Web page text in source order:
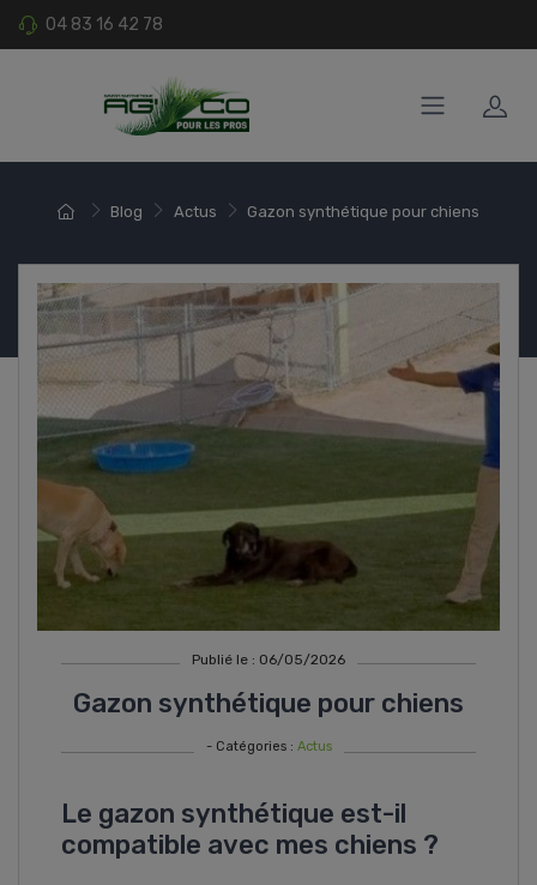
04 83 16 42 78
Blog Actus Gazon synthétique pour chiens
Publié le : 06/05/2026
Gazon synthétique pour chiens
- Catégories : Actus
Le gazon synthétique est-il
compatible avec mes chiens ?